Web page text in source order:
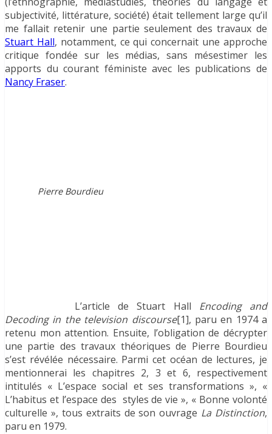
subjectivité, littérature, société) était tellement large qu’il
me fallait retenir une partie seulement des travaux de
Stuart Hall, notamment, ce qui concernait une approche
critique fondée sur les médias, sans mésestimer les
apports du courant féministe avec les publications de
Nancy Fraser.
Pierre Bourdieu
L’article de Stuart Hall Encoding and
Decoding in the television discourse[1], paru en 1974 a
retenu mon attention. Ensuite, l’obligation de décrypter
une partie des travaux théoriques de Pierre Bourdieu
s’est révélée nécessaire. Parmi cet océan de lectures, je
mentionnerai les chapitres 2, 3 et 6, respectivement
intitulés « L’espace social et ses transformations », «
L’habitus et l’espace des styles de vie », « Bonne volonté
culturelle », tous extraits de son ouvrage La Distinction,
paru en 1979.